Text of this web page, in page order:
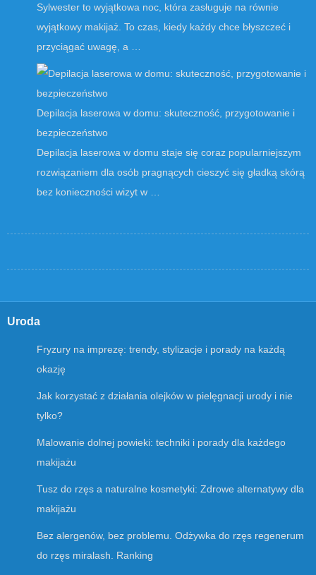
Sylwester to wyjątkowa noc, która zasługuje na równie
wyjątkowy makijaż. To czas, kiedy każdy chce błyszczeć i
przyciągać uwagę, a …
Depilacja laserowa w domu: skuteczność, przygotowanie i
bezpieczeństwo
Depilacja laserowa w domu staje się coraz popularniejszym
rozwiązaniem dla osób pragnących cieszyć się gładką skórą
bez konieczności wizyt w …
Uroda
Fryzury na imprezę: trendy, stylizacje i porady na każdą
okazję
Jak korzystać z działania olejków w pielęgnacji urody i nie
tylko?
Malowanie dolnej powieki: techniki i porady dla każdego
makijażu
Tusz do rzęs a naturalne kosmetyki: Zdrowe alternatywy dla
makijażu
Bez alergenów, bez problemu. Odżywka do rzęs regenerum
do rzęs miralash. Ranking